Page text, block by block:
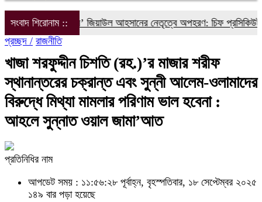
সংবাদ শিরোনাম ::
‘দ্বিতীয় চেষ্টায়’ জিয়াউল আহসানের নেতৃত্বে অপহরণ: চিফ প্রসিকিউটর
প্রচ্ছদ / রাজনীতি
খাজা শরফুদ্দীন চিশতি (রহ.)’র মাজার শরীফ
স্থানান্তরের চক্রান্ত এবং সুন্নী আলেম-ওলামাদের
বিরুদ্ধে মিথ্যা মামলার পরিণাম ভাল হবেনা :
আহলে সুন্নাত ওয়াল জামা’আত
প্রতিনিধির নাম
আপডেট সময় : ১১:৫৬:২৮ পূর্বাহ্ন, বৃহস্পতিবার, ১৮ সেপ্টেম্বর ২০২৫
১৪৯ বার পড়া হয়েছে